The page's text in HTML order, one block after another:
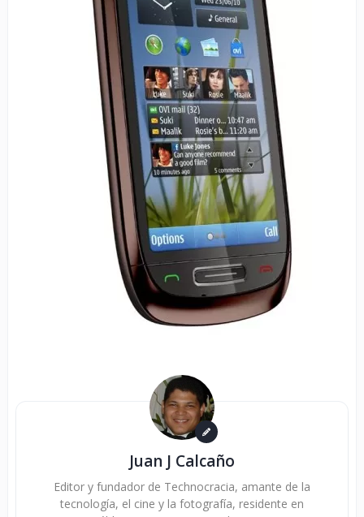
Juan J Calcaño
Editor y fundador de Technocracia, amante de la
tecnología, el cine y la fotografía, residente en